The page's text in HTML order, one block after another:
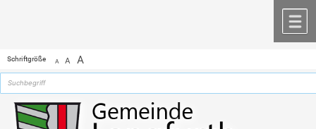
Schriftgröße A A A